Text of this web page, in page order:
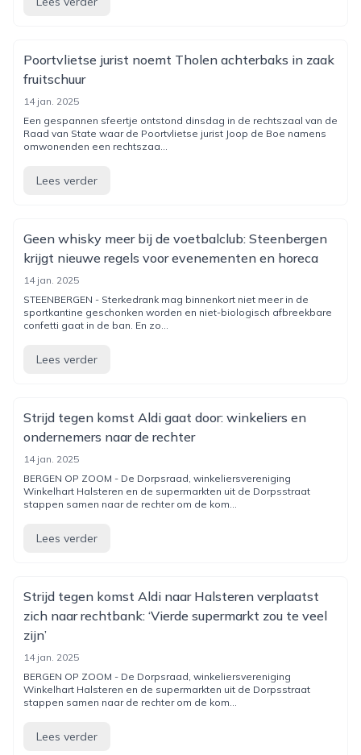
Poortvlietse jurist noemt Tholen achterbaks in zaak
fruitschuur
14 jan. 2025
Een gespannen sfeertje ontstond dinsdag in de rechtszaal van de
Raad van State waar de Poortvlietse jurist Joop de Boe namens
omwonenden een rechtszaa...
Lees verder
Geen whisky meer bij de voetbalclub: Steenbergen
krijgt nieuwe regels voor evenementen en horeca
14 jan. 2025
STEENBERGEN - Sterkedrank mag binnenkort niet meer in de
sportkantine geschonken worden en niet-biologisch afbreekbare
confetti gaat in de ban. En zo...
Lees verder
Strijd tegen komst Aldi gaat door: winkeliers en
ondernemers naar de rechter
14 jan. 2025
BERGEN OP ZOOM - De Dorpsraad, winkeliersvereniging
Winkelhart Halsteren en de supermarkten uit de Dorpsstraat
stappen samen naar de rechter om de kom...
Lees verder
Strijd tegen komst Aldi naar Halsteren verplaatst
zich naar rechtbank: ‘Vierde supermarkt zou te veel
zijn’
14 jan. 2025
BERGEN OP ZOOM - De Dorpsraad, winkeliersvereniging
Winkelhart Halsteren en de supermarkten uit de Dorpsstraat
stappen samen naar de rechter om de kom...
Lees verder